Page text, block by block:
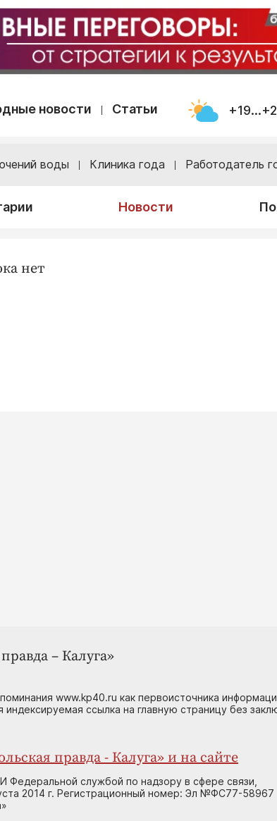
новости Статьи
воды Клиника года Работодатель
Новости
нет
– Калуга»
www.kp40.ru как первоисточника
ссылка на главную страницу без
правда - Калуга» и на сайте
Федеральной службой по надзору в сфере связи,
2014 г. Регистрационный номер: Эл №ФС77-58967